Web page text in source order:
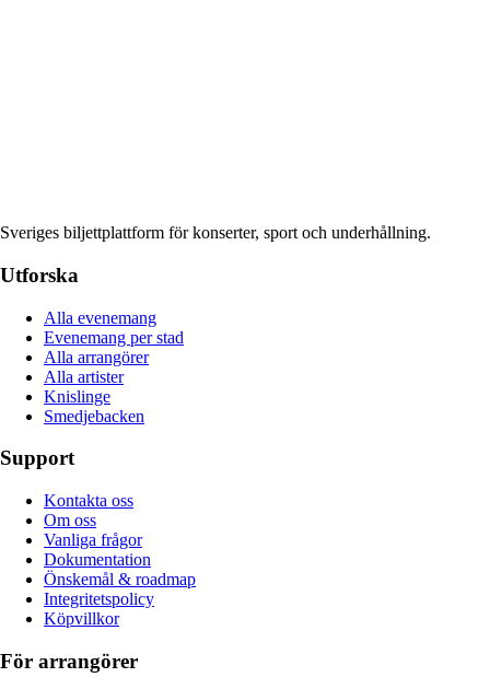
Sveriges biljettplattform för konserter, sport och underhållning.
Utforska
Alla evenemang
Evenemang per stad
Alla arrangörer
Alla artister
Knislinge
Smedjebacken
Support
Kontakta oss
Om oss
Vanliga frågor
Dokumentation
Önskemål & roadmap
Integritetspolicy
Köpvillkor
För arrangörer